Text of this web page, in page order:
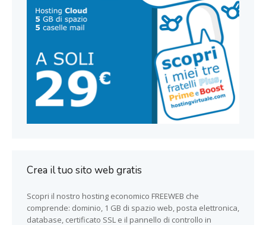
Crea il tuo sito web gratis
Scopri il nostro hosting economico FREEWEB che
comprende: dominio, 1 GB di spazio web, posta elettronica,
database, certificato SSL e il pannello di controllo in